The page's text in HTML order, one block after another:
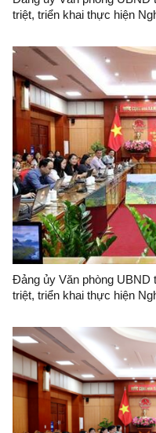
triệt, triển khai thực hiện
Đảng ủy Văn phòng UBND
triệt, triển khai thực hiện